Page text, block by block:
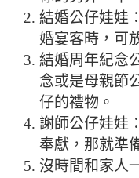
結婚公仔娃娃
婚宴客時，可
結婚周年紀念
念或是母親節
仔的禮物。
謝師公仔娃娃
奉獻，那就準
沒時間和家人